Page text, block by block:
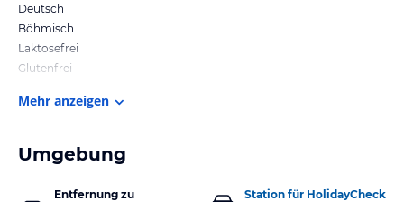
Deutsch
Böhmisch
Laktosefrei
Glutenfrei
Mehr anzeigen
Umgebung
Entfernung zu
Station für HolidayCheck